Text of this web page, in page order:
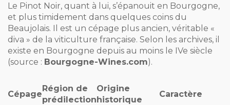
Le Pinot Noir, quant à lui, s’épanouit en Bourgogne,
et plus timidement dans quelques coins du
Beaujolais. Il est un cépage plus ancien, véritable «
diva » de la viticulture française. Selon les archives, il
existe en Bourgogne depuis au moins le IVe siècle
(source : Bourgogne-Wines.com).
Cépage
Région de
prédilection
Origine
historique
Caractère